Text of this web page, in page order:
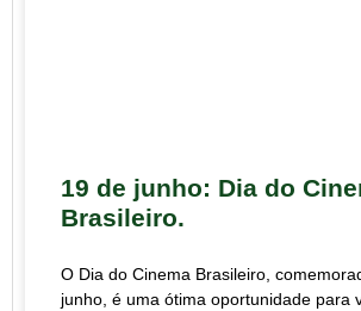
19 de junho: Dia do
Brasileiro.
O Dia do Cinema Brasileiro,
junho, é uma ótima oportunidade para